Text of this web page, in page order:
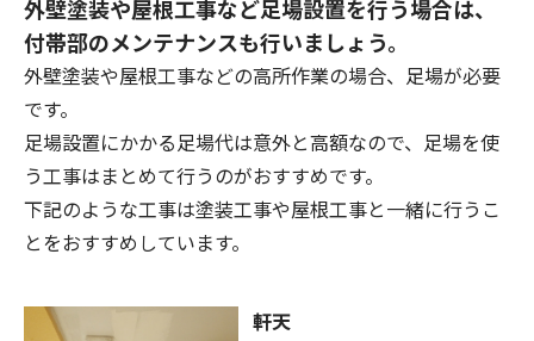
外壁塗装や屋根工事など足場設置を行う場合は、
付帯部のメンテナンスも行いましょう。
外壁塗装や屋根工事などの高所作業の場合、足場が必要
です。
足場設置にかかる足場代は意外と高額なので、足場を使
う工事はまとめて行うのがおすすめです。
下記のような工事は塗装工事や屋根工事と一緒に行うこ
とをおすすめしています。
軒天